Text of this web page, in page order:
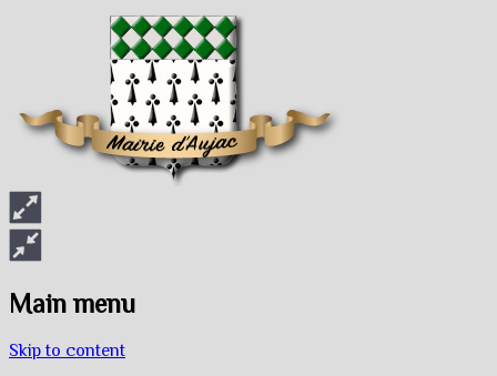
Main menu
Skip to content